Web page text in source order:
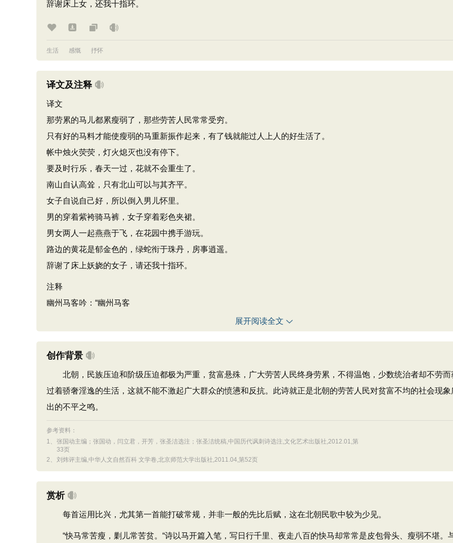
辞谢床上女，还我十指环。
生活 感慨 抒怀
译文及注释
译文
那劳累的马儿都累瘦弱了，那些劳苦人民常常受穷。
只有好的马料才能使瘦弱的马重新振作起来，有了钱就能过人上人的好生活了。
帐中烛火荧荧，灯火熄灭也没有停下。
要及时行乐，春天一过，花就不会重生了。
南山自认高耸，只有北山可以与其齐平。
女子自说自己好，所以倒入男儿怀里。
男的穿着紫袴骑马裤，女子穿着彩色夹裙。
男女两人一起燕燕于飞，在花园中携手游玩。
路边的黄花是郁金色的，绿蛇衔于珠丹，房事逍遥。
辞谢了床上妖娆的女子，请还我十指环。
注释
幽州马客吟：“幽州马客
展开阅读全文
创作背景
北朝，民族压迫和阶级压迫都极为严重，贫富悬殊，广大劳苦人民终身劳累，不得温饱，少数统治者却不劳而
过着骄奢淫逸的生活，这就不能不激起广大群众的愤懑和反抗。此诗就正是北朝的劳苦人民对贫富不均的社会现象
出的不平之鸣。
参考资料：
1、 张国动主编；张国动，闫立君，开芳，张圣洁选注；张圣洁统稿,中国历代讽刺诗选注,文化艺术出版社,2012.01,第
33页
2、 刘炜评主编,中华人文自然百科 文学卷,北京师范大学出版社,2011.04,第52页
赏析
每首运用比兴，尤其第一首能打破常规，并非一般的先比后赋，这在北朝民歌中较为少见。
“快马常苦瘦，剿儿常苦贫。“诗以马开篇入笔，写日行千里、夜走八百的快马却常常是皮包骨头、瘦弱不堪。